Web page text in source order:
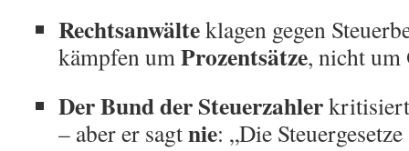
Rechtsanwälteklagen gegen
kämpfen umProzentsätze, nicht um
Der Bund der Steuerzahler
– aber er sagtnie: „Die